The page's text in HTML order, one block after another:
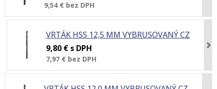
9,54 € bez DPH
VRTÁK HSS 12,5 MM VYBRUSOVANÝ CZ
9,80 € s DPH
7,97 € bez DPH